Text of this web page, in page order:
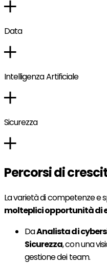
Data
Intelligenza Artificiale
Sicurezza
Percorsi di
La varietà di competenze e
molteplici opportunità di
DaAnalista di
Sicurezza, con una
gestione dei team.